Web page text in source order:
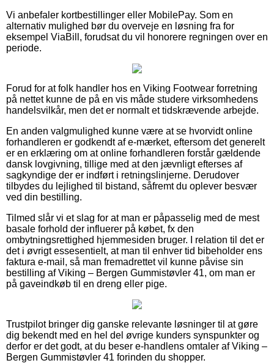
Vi anbefaler kortbestillinger eller MobilePay. Som en
alternativ mulighed bør du overveje en løsning fra for
eksempel ViaBill, forudsat du vil honorere regningen over en
periode.
Forud for at folk handler hos en Viking Footwear forretning
på nettet kunne de på en vis måde studere virksomhedens
handelsvilkår, men det er normalt et tidskrævende arbejde.
En anden valgmulighed kunne være at se hvorvidt online
forhandleren er godkendt af e-mærket, eftersom det generelt
er en erklæring om at online forhandleren forstår gældende
dansk lovgivning, tillige med at den jævnligt efterses af
sagkyndige der er indført i retningslinjerne. Derudover
tilbydes du lejlighed til bistand, såfremt du oplever besvær
ved din bestilling.
Tilmed slår vi et slag for at man er påpasselig med de mest
basale forhold der influerer på købet, fx den
ombytningsrettighed hjemmesiden bruger. I relation til det er
det i øvrigt essesentielt, at man til enhver tid bibeholder ens
faktura e-mail, så man fremadrettet vil kunne påvise sin
bestilling af Viking – Bergen Gummistøvler 41, om man er
på gaveindkøb til en dreng eller pige.
Trustpilot bringer dig ganske relevante løsninger til at gøre
dig bekendt med en hel del øvrige kunders synspunkter og
derfor er det godt, at du beser e-handlens omtaler af Viking –
Bergen Gummistøvler 41 forinden du shopper.